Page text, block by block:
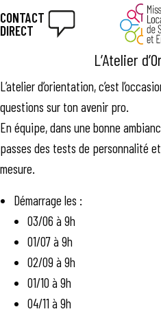
CONTACT
DIRECT
L’Atelier
L’atelier d’orientation, c’est
questions sur ton avenir pro.
En équipe, dans une bonne
passes des tests de personnalité
mesure.
Démarrage les :
03/06 à 9h
01/07 à 9h
02/09 à 9h
01/10 à 9h
04/11 à 9h